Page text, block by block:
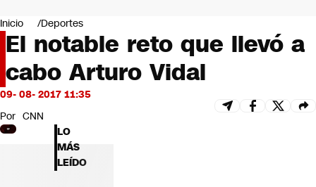
Negocios
Deportes
Programas completos
Cultura
Servicios
Bits
CNN Data
CNN tiempo
Futuro 360
Inicio Deportes
El notable reto que llevó a
cabo Arturo Vidal
09- 08- 2017 11:35
Por CNN
LO
MÁS
LEÍDO